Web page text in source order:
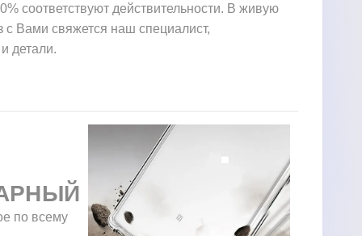
соответствуют действительности. В живую
с Вами свяжется наш специалист,
детали.
по всему